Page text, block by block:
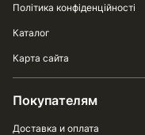
Політика конфіденційності
Каталог
Карта сайта
Покупателям
Доставка и оплата